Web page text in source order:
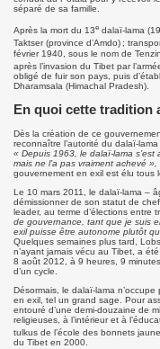
séparé de sa famille.
Après la mort du 13e dalaï-lama
Taktser (province d’Amdo) ;
février 1940, sous le nom de
après l’invasion du Tibet par
obligé de fuir son pays, puis
Dharamsala (Himachal Pradesh).
En quoi cette tradition
Dès la création de ce
reconnaître l’autorité du dalaï-
« Depuis 1963, le dalaï-lama
mais ne l’a pas vraiment achevé »,
gouvernement en exil est élu tous
Le 10 mars 2011, le dalaï-lama –
démissionner de son statut de
leader, au terme d’élections entre
de gouvernance, tant que je suis
exil puisse être autonome plutôt
Quelques semaines plus tard,
n’ayant jamais vécu au Tibet, a
8 août 2012, à 9 heures, 9
d’un cycle.
Désormais, le dalaï-lama
en exil, tel un grand sage. Pour
entouré d’une demi-douzaine de
religieuses, à l’intérieur et à
tulkus de l’école des bonnets
du Tibet en 2000.